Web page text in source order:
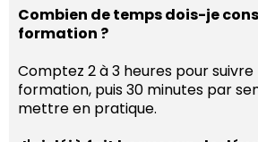
Combien de temps dois-je
formation ?
Comptez 2 à 3 heures pour
formation, puis 30 minutes par
mettre en pratique.